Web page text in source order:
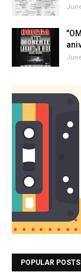
POPULAR POSTS